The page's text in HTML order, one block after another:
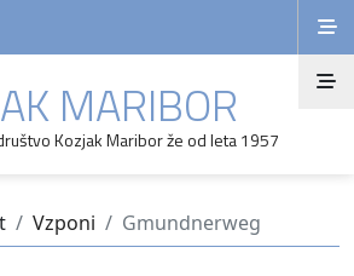
MARIBOR
Kozjak Maribor že od leta 1957
Vzponi Gmundnerweg